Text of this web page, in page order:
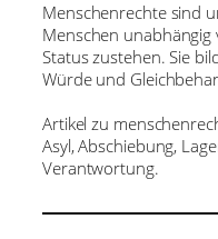
Menschenrechte sind
Menschen
Status zustehen. Sie
Würde und
Artikel zu
Asyl, Abschiebung,
Verantwortung.